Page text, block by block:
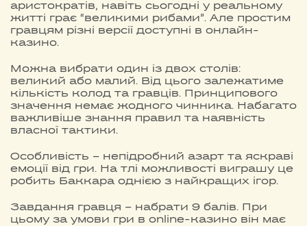
аристократів, навіть сьогодні у реальному
житті грає “великими рибами”. Але простим
гравцям різні версії доступні в онлайн-
казино.
Можна вибрати один із двох столів:
великий або малий. Від цього залежатиме
кількість колод та гравців. Принципового
значення немає жодного чинника. Набагато
важливіше знання правил та наявність
власної тактики.
Особливість – непідробний азарт та яскраві
емоції від гри. На тлі можливості виграшу це
робить Баккара однією з найкращих ігор.
Завдання гравця – набрати 9 балів. При
цьому за умови гри в online-казино він має